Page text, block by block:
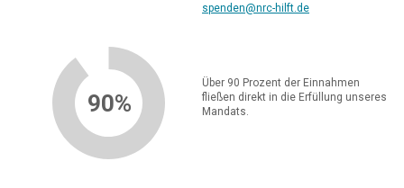
spenden@nrc-hilft.de
90%
Über 90 Prozent der Einnahmen
fließen direkt in die Erfüllung unseres
Mandats.